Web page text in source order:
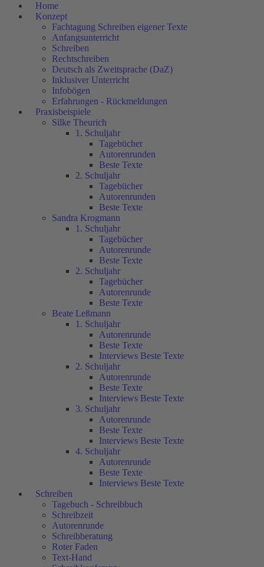
Home
Konzept
Fachtagung Schreiben eigener Texte
Anfangsunterricht
Schreiben
Rechtschreiben
Deutsch als Zweitsprache (DaZ)
Inklusiver Unterricht
Infobögen
Erfahrungen - Rückmeldungen
Praxisbeispiele
Silke Theurich
1. Schuljahr
Tagebücher
Autorenrunden
Beste Texte
2. Schuljahr
Tagebücher
Autorenrunden
Beste Texte
Sandra Krogmann
1. Schuljahr
Tagebücher
Autorenrunde
Beste Texte
2. Schuljahr
Tagebücher
Autorenrunde
Beste Texte
Beate Leßmann
1. Schuljahr
Autorenrunde
Beste Texte
Interviews Beste Texte
2. Schuljahr
Autorenrunde
Beste Texte
Interviews Beste Texte
3. Schuljahr
Autorenrunde
Beste Texte
Interviews Beste Texte
4. Schuljahr
Autorenrunde
Beste Texte
Interviews Beste Texte
Schreiben
Tagebuch - Schreibbuch
Schreibzeit
Autorenrunde
Schreibberatung
Roter Faden
Text-Hand